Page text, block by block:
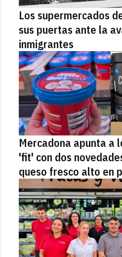
Los supermercados
sus puertas ante la
inmigrantes
Mercadona apunta a
'fit' con dos
queso fresco alto en